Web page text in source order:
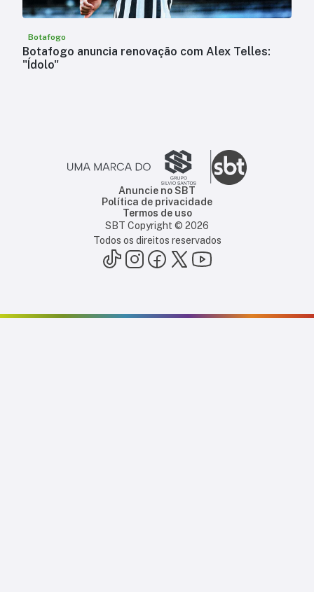
Botafogo
Botafogo anuncia renovação com Alex Telles:
"Ídolo"
Anuncie no SBT
Política de privacidade
Termos de uso
SBT Copyright © 2026
Todos os direitos reservados